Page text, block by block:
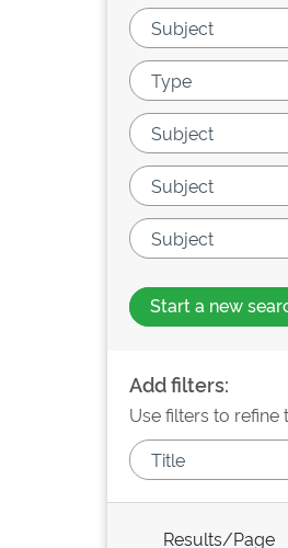
Start a new
Add filters:
Use filters to refine
Results/Page